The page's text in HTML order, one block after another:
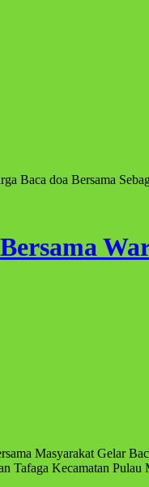
Baca doa Bersama
Masyarakat Gelar
Tafaga Kecamatan